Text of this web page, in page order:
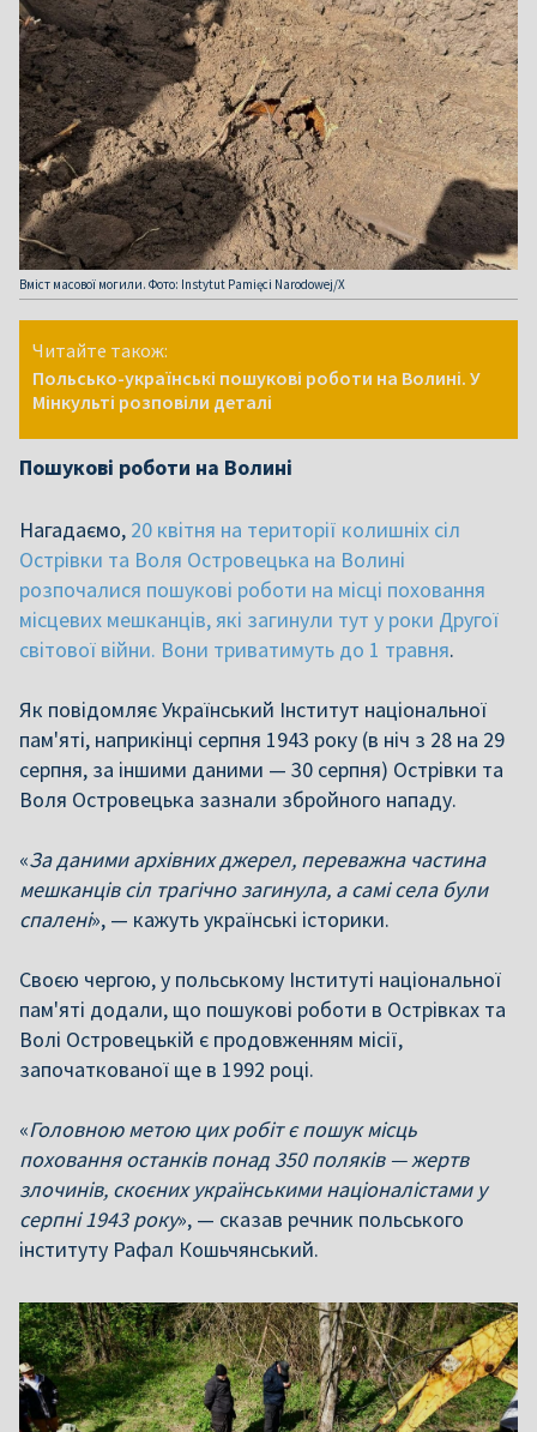
Вміст масової могили. Фото: Instytut Pamięci Narodowej/X
Читайте також:
Польсько-українські пошукові роботи на Волині. У
Мінкульті розповіли деталі
Пошукові роботи на Волині
Нагадаємо, 20 квітня на території колишніх сіл
Острівки та Воля Островецька на Волині
розпочалися пошукові роботи на місці поховання
місцевих мешканців, які загинули тут у роки Другої
світової війни. Вони триватимуть до 1 травня.
Як повідомляє Український Інститут національної
пам'яті, наприкінці серпня 1943 року (в ніч з 28 на 29
серпня, за іншими даними — 30 серпня) Острівки та
Воля Островецька зазнали збройного нападу.
«За даними архівних джерел, переважна частина
мешканців сіл трагічно загинула, а самі села були
спалені», — кажуть українські історики.
Своєю чергою, у польському Інституті національної
пам'яті додали, що пошукові роботи в Острівках та
Волі Островецькій є продовженням місії,
започаткованої ще в 1992 році.
«Головною метою цих робіт є пошук місць
поховання останків понад 350 поляків — жертв
злочинів, скоєних українськими націоналістами у
серпні 1943 року», — сказав речник польського
інституту Рафал Кошьчянський.